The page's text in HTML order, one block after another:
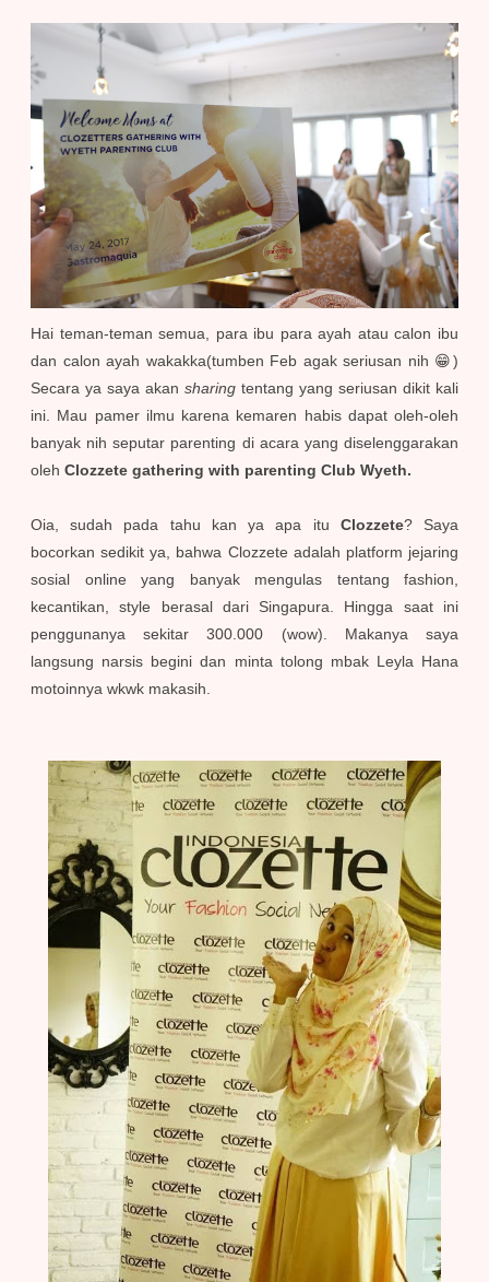
Hai teman-teman semua, para ibu para ayah atau calon ibu
dan calon ayah wakakka(tumben Feb agak seriusan nih 😁)
Secara ya saya akan sharing tentang yang seriusan dikit kali
ini. Mau pamer ilmu karena kemaren habis dapat oleh-oleh
banyak nih seputar parenting di acara yang diselenggarakan
oleh Clozzete gathering with parenting Club Wyeth.
Oia, sudah pada tahu kan ya apa itu Clozzete? Saya
bocorkan sedikit ya, bahwa Clozzete adalah platform jejaring
sosial online yang banyak mengulas tentang fashion,
kecantikan, style berasal dari Singapura. Hingga saat ini
penggunanya sekitar 300.000 (wow). Makanya saya
langsung narsis begini dan minta tolong mbak Leyla Hana
motoinnya wkwk makasih.